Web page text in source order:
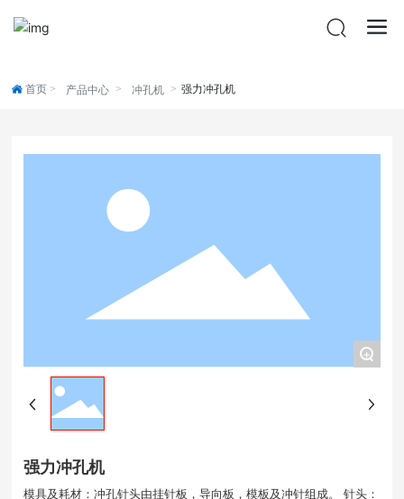
首页 产品中心 冲孔机 强力冲孔机
+
强力冲孔机
模具及耗材：冲孔针头由挂针板，导向板，模板及冲针组成。 针头：